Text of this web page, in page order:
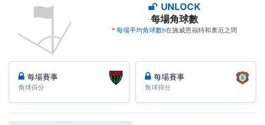
UNLOCK
每場角球數
* 每場平均角球數h在施威恩福特和奧厄之間
每場賽事
角球得分
每場賽事
角球得分